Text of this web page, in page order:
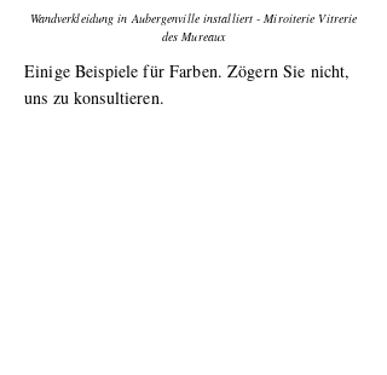
Wandverkleidung in Aubergenville installiert - Miroiterie Vitrerie
des Mureaux
Einige Beispiele für Farben. Zögern Sie nicht,
uns zu konsultieren.